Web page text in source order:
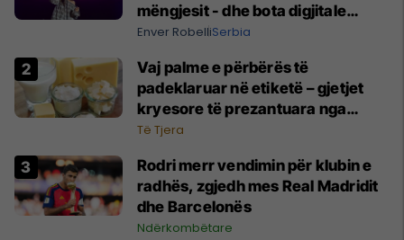
mëngjesit - dhe bota digjitale
serbe shpall gjendjen e luftës
Enver RobelliSerbia
Vaj palme e përbërës të
padeklaruar në etiketë – gjetjet
kryesore të prezantuara nga
AUV-i pas kontrollit në sektorin e
Të Tjera
Rodri merr vendimin për klubin e
radhës, zgjedh mes Real Madridit
dhe Barcelonës
Ndërkombëtare